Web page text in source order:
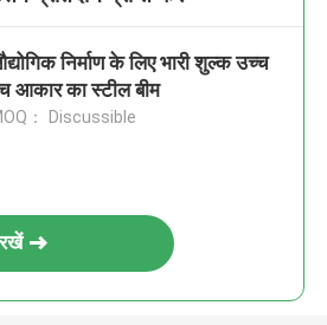
निर्माण के लिए भारी शुल्क उच्च
आकार का स्टील बीम
： Discussible